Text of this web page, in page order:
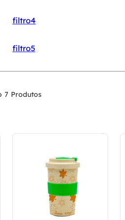
filtro4
filtro5
7